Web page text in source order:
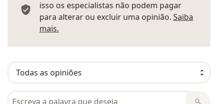
isso os especialistas não podem pagar
para alterar ou excluir uma opinião. Saiba
mais.
Pesquisar em opiniões